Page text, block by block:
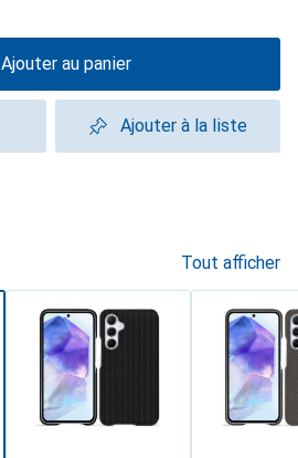
Ajouter au panier
Ajouter à la liste
Tout afficher